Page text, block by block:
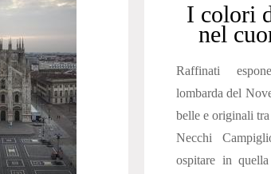
I colori
nel
Raffinati
lombarda del
belle e originali
Necchi
ospitare in